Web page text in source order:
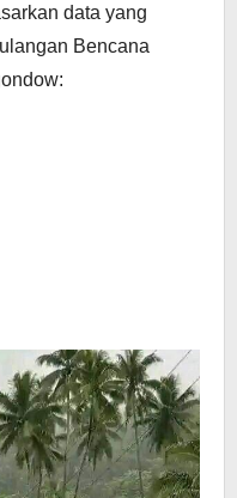
data yang
Bencana